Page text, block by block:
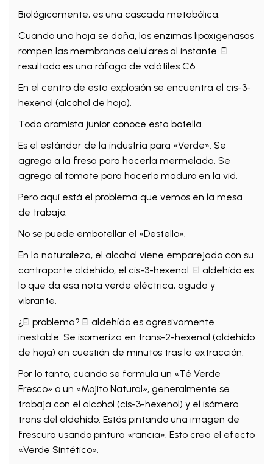
Biológicamente, es una cascada metabólica.
Cuando una hoja se daña, las enzimas lipoxigenasas
rompen las membranas celulares al instante. El
resultado es una ráfaga de volátiles C6.
En el centro de esta explosión se encuentra el cis-3-
hexenol (alcohol de hoja).
Todo aromista junior conoce esta botella.
Es el estándar de la industria para «Verde». Se
agrega a la fresa para hacerla mermelada. Se
agrega al tomate para hacerlo maduro en la vid.
Pero aquí está el problema que vemos en la mesa
de trabajo.
No se puede embotellar el «Destello».
En la naturaleza, el alcohol viene emparejado con su
contraparte aldehído, el cis-3-hexenal. El aldehído es
lo que da esa nota verde eléctrica, aguda y
vibrante.
¿El problema? El aldehído es agresivamente
inestable. Se isomeriza en trans-2-hexenal (aldehído
de hoja) en cuestión de minutos tras la extracción.
Por lo tanto, cuando se formula un «Té Verde
Fresco» o un «Mojito Natural», generalmente se
trabaja con el alcohol (cis-3-hexenol) y el isómero
trans del aldehído. Estás pintando una imagen de
frescura usando pintura «rancia». Esto crea el efecto
«Verde Sintético».